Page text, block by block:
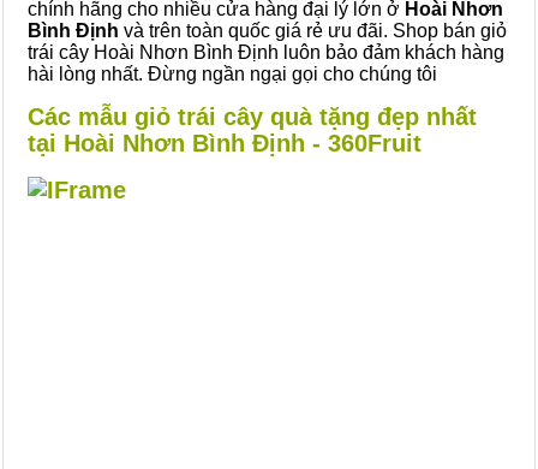
chính hãng cho nhiều cửa hàng đại lý lớn ở Hoài Nhơn
Bình Định và trên toàn quốc giá rẻ ưu đãi. Shop bán giỏ
trái cây Hoài Nhơn Bình Định luôn bảo đảm khách hàng
hài lòng nhất. Đừng ngần ngại gọi cho chúng tôi
Các mẫu giỏ trái cây quà tặng đẹp nhất
tại Hoài Nhơn Bình Định - 360Fruit